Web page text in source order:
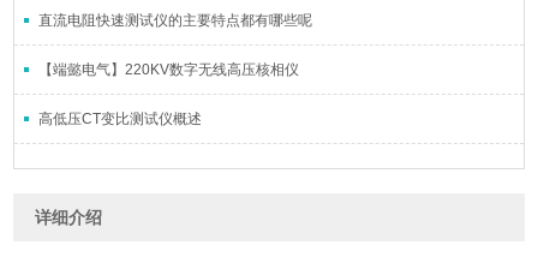
直流电阻快速测试仪的主要特点都有哪些呢
【端懿电气】220KV数字无线高压核相仪
高低压CT变比测试仪概述
详细介绍